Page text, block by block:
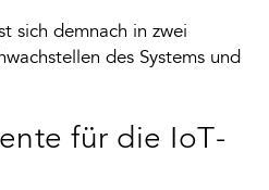
sich demnach in zwei
des Systems und
für die IoT-